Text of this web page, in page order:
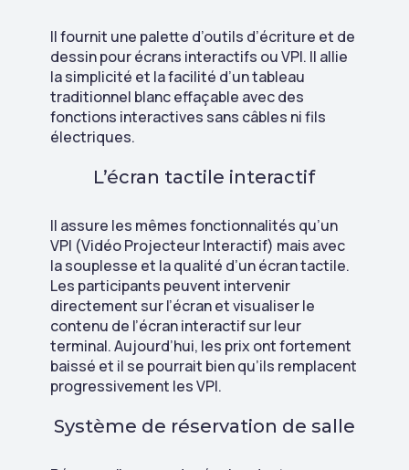
Il fournit une palette d’outils d’écriture et de
dessin pour écrans interactifs ou VPI. Il allie
la simplicité et la facilité d’un tableau
traditionnel blanc effaçable avec des
fonctions interactives sans câbles ni fils
électriques.
L’écran tactile interactif
Il assure les mêmes fonctionnalités qu’un
VPI (Vidéo Projecteur Interactif) mais avec
la souplesse et la qualité d’un écran tactile.
Les participants peuvent intervenir
directement sur l’écran et visualiser le
contenu de l’écran interactif sur leur
terminal. Aujourd’hui, les prix ont fortement
baissé et il se pourrait bien qu’ils remplacent
progressivement les VPI.
Système de réservation de salle